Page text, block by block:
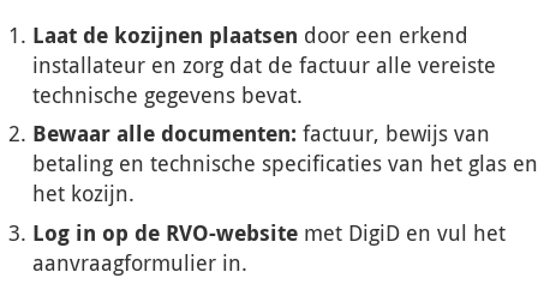
Laat de kozijnen plaatsen door een erkend
installateur en zorg dat de factuur alle vereiste
technische gegevens bevat.
Bewaar alle documenten: factuur, bewijs van
betaling en technische specificaties van het glas en
het kozijn.
Log in op de RVO-website met DigiD en vul het
aanvraagformulier in.